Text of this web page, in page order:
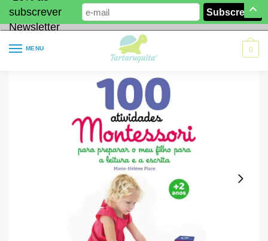
subscrever
Newsletter
MENU 0